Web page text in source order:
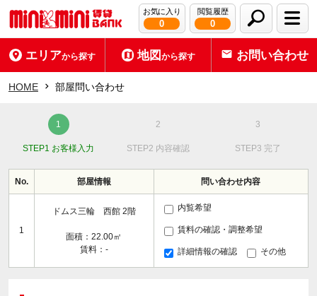
お気に入り
0
閲覧履歴
0
エリアから探す 地図から探す お問い合わせ
HOME 部屋問い合わせ
STEP1 お客様入力 STEP2 内容確認 STEP3 完了
No. 部屋情報 問い合わせ内容
1
ドムス三輪 西館 2階
面積：22.00㎡
賃料：-
内覧希望
賃料の確認・調整希望
詳細情報の確認 その他